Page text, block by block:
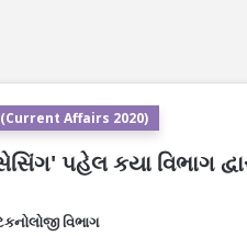
Affairs 2020)
પહેલ કયા વિભાગ
વિભાગ